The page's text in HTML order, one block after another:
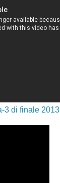
3 di finale 2013